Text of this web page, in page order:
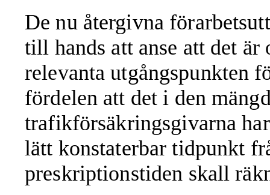
De nu återgivna
till hands att anse att det
relevanta utgångspunkten
fördelen att det i den
trafikförsäkringsgivarna
lätt konstaterbar tidpunkt
preskriptionstiden skall